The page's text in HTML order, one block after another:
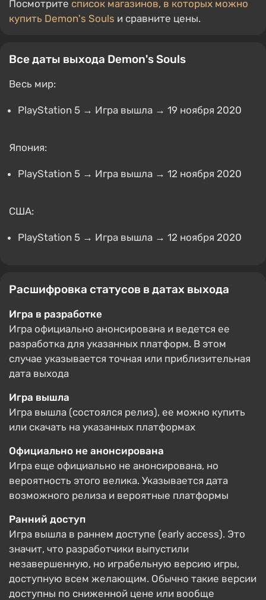
Посмотрите список магазинов, в которых можно
купить Demon's Souls и сравните цены.
Все даты выхода Demon's Souls
Весь мир:
PlayStation 5 → Игра вышла → 19 ноября 2020
Япония:
PlayStation 5 → Игра вышла → 12 ноября 2020
США:
PlayStation 5 → Игра вышла → 12 ноября 2020
Расшифровка статусов в датах выхода
Игра в разработке
Игра официально анонсирована и ведется ее
разработка для указанных платформ. В этом
случае указывается точная или приблизительная
дата выхода
Игра вышла
Игра вышла (состоялся релиз), ее можно купить
или скачать на указанных платформах
Официально не анонсирована
Игра еще официально не анонсирована, но
вероятность этого велика. Указывается дата
возможного релиза и вероятные платформы
Ранний доступ
Игра вышла в раннем доступе (early access). Это
значит, что разработчики выпустили
незавершенную, но играбельную версию игры,
доступную всем желающим. Обычно такие версии
доступны по сниженной цене или вообще